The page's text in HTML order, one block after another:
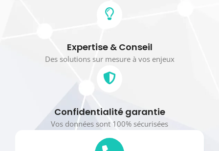
Expertise & Conseil
Des solutions sur mesure à vos enjeux
Confidentialité garantie
Vos données sont 100% sécurisées